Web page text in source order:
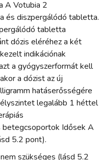
A Votubia 2
és diszpergálódó tabletta.
tabletta
dózis eléréhez a két
indikációnak
a gyógyszerformát kell
a dózist az új
hatáserősségére
legalább 1 héttel
betegcsoportok Idősek A
5.2 pont).
szükséges (lásd 5.2